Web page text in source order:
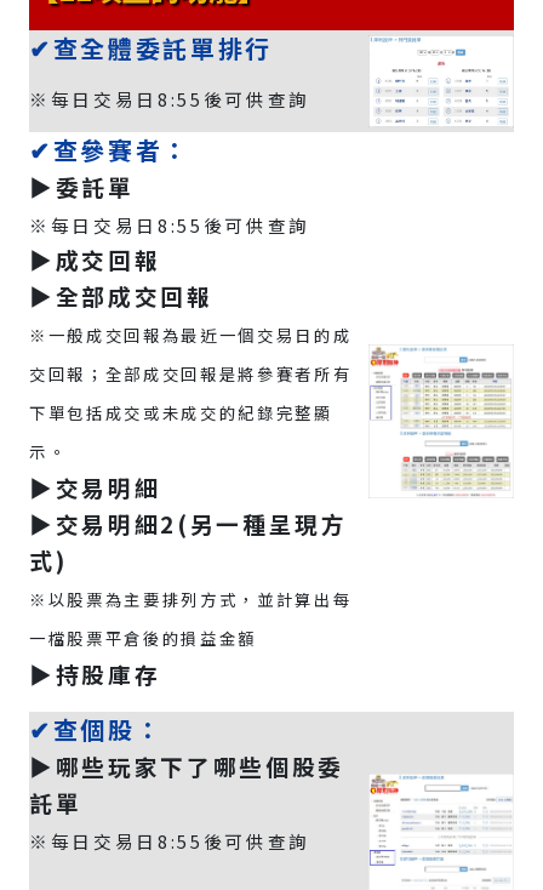
✔查全體委託單排行
※每日交易日8:55後可供查詢
✔查參賽者：
▶️委託單
※每日交易日8:55後可供查詢
▶️成交回報
▶️全部成交回報
※一般成交回報為最近一個交易日的成
交回報；全部成交回報是將參賽者所有
下單包括成交或未成交的紀錄完整顯
示。
▶️交易明細
▶️交易明細2(另一種呈現方
式)
※以股票為主要排列方式，並計算出每
一檔股票平倉後的損益金額
▶️持股庫存
✔查個股：
▶️哪些玩家下了哪些個股委
託單
※每日交易日8:55後可供查詢